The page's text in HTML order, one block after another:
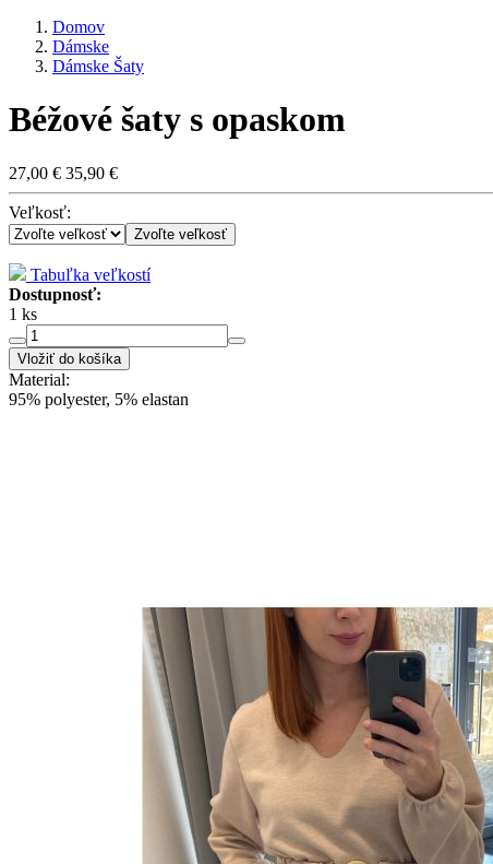
Domov
Dámske
Dámske Šaty
Béžové šaty s opaskom
27,00 € 35,90 €
Veľkosť:
Zvoľte veľkosť
Tabuľka veľkostí
Dostupnosť:
1 ks
Vložiť do košíka
Material:
95% polyester, 5% elastan